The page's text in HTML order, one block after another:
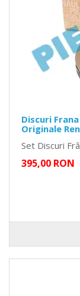
Discuri Frana
Originale
Set Discuri
395,00 RON